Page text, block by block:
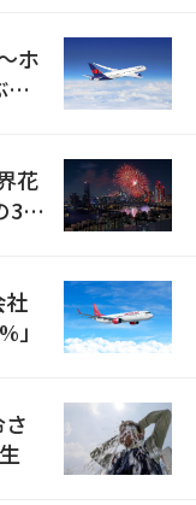
ホ
り
花
3カ
社
」